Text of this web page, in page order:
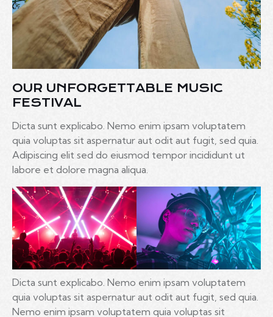
OUR UNFORGETTABLE MUSIC
FESTIVAL
Dicta sunt explicabo. Nemo enim ipsam voluptatem
quia voluptas sit aspernatur aut odit aut fugit, sed quia.
Adipiscing elit sed do eiusmod tempor incididunt ut
labore et dolore magna aliqua.
Dicta sunt explicabo. Nemo enim ipsam voluptatem
quia voluptas sit aspernatur aut odit aut fugit, sed quia.
Nemo enim ipsam voluptatem quia voluptas sit